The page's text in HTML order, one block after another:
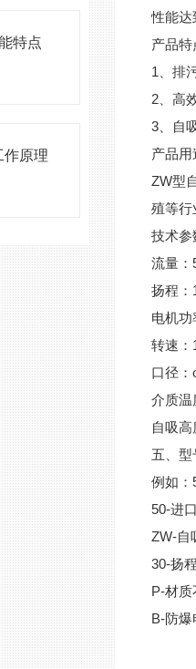
特点
作原理
性能达
产品特
1、排
2、高
3、自
产品用
ZW型
殖等行
技术参
流量：
扬程：
电机功
转速：
口径
介质
自吸
五、
例如：
50-进
ZW-自
30-扬
P-材
B-防爆